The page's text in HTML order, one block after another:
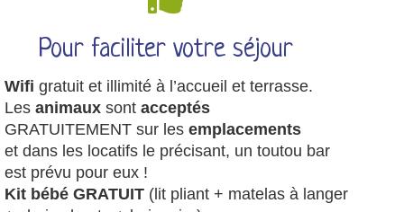
Pour faciliter votre séjour
Wifi gratuit et illimité à l’accueil et terrasse.
Les animaux sont acceptés
GRATUITEMENT sur les emplacements
et dans les locatifs le précisant, un toutou bar
est prévu pour eux !
Kit bébé GRATUIT (lit pliant + matelas à langer